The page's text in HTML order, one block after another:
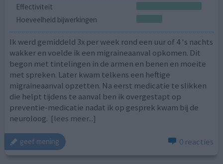
Effectiviteit
Hoeveelheid bijwerkingen
Ik werd gemiddeld 3x per week rond een uur of 4 's nachts
wakker en voelde ik een migraineaanval opkomen. Dit
begon met tintelingen in de armen en benen en moeite
met spreken. Later kwam telkens een heftige
migraineaanval opzetten. Na eerst medicatie te slikken
die helpt tijdens te aanval ben ik overgestapt op
preventie-medicatie nadat ik op gesprek kwam bij de
neuroloog. [lees meer...]
geef mening 0 reacties